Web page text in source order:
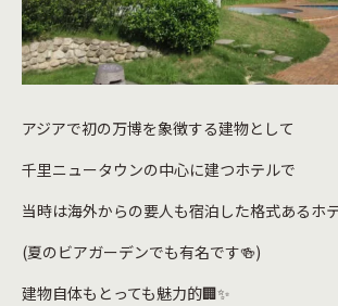
アジアで初の万博を象徴する建物として
千里ニュータウンの中心に建つホテルで
当時は海外からの要人も宿泊した格式あるホテ
(夏のビアガーデンでも有名です🍻)
建物自体もとっても魅力的🏢✨